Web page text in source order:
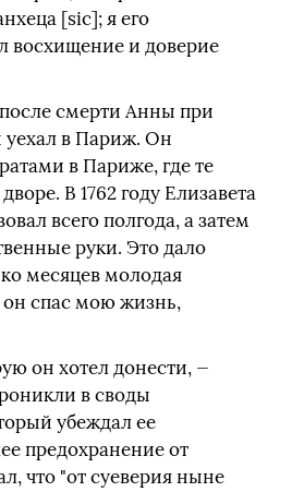
[sic]; я его
восхищение и доверие
после смерти Анны при
уехал в Париж. Он
в Париже, где те
В 1762 году Елизавета
всего полгода, а затем
руки. Это дало
месяцев молодая
он спас мою жизнь,
он хотел донести, —
в своды
убеждал ее
предохранение от
что "от суеверия ныне